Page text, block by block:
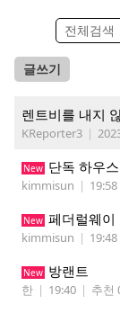
글쓰기
렌트비를 내지
KReporter3 |
New 단독 하우
kimmisun | 19:58
New 페더럴웨이
kimmisun | 19:48
New 방랜트
한 | 19:40 | 추천